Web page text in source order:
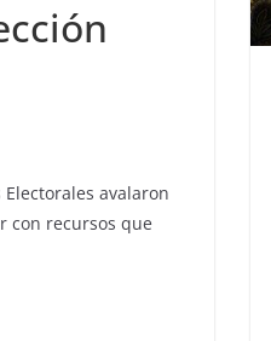
avalaron
con recursos que